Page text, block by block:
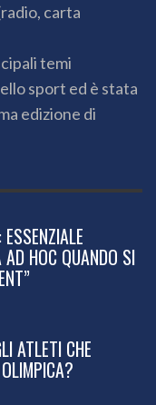
carta
temi
sport ed è stata
edizione di
AD HOC QUANDO SI
ATLETI CHE